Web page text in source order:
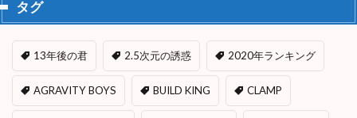
タグ
13年後の君 2.5次元の誘惑 2020年ランキング
AGRAVITY BOYS BUILD KING CLAMP